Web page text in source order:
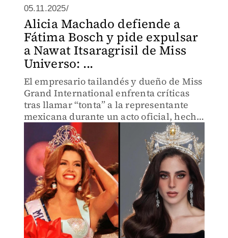
05.11.2025/
Alicia Machado defiende a
Fátima Bosch y pide expulsar
a Nawat Itsaragrisil de Miss
Universo: ...
El empresario tailandés y dueño de Miss
Grand International enfrenta críticas
tras llamar “tonta” a la representante
mexicana durante un acto oficial, hecho
que se viralizó en redes.